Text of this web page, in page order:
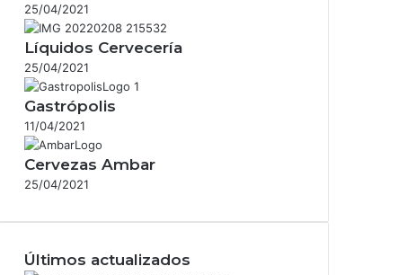
25/04/2021
Líquidos Cervecería
25/04/2021
Gastrópolis
11/04/2021
Cervezas Ambar
25/04/2021
Últimos actualizados